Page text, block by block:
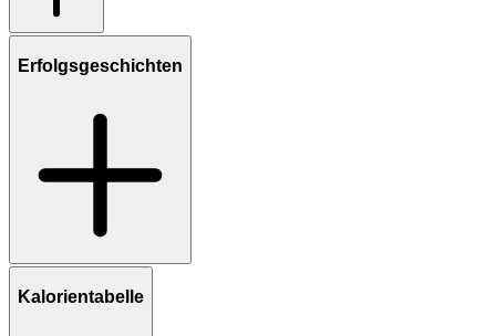
Erfolgsgeschichten
Kalorientabelle